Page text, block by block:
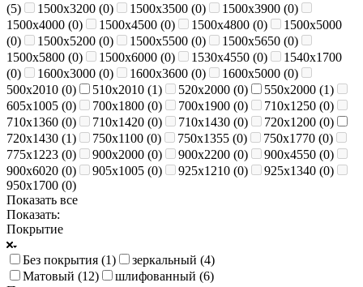
(5) 1500х3200 (0) 1500х3500 (0) 1500х3900 (0)
1500х4000 (0) 1500х4500 (0) 1500х4800 (0)
1500х5000
(0) 1500х5200 (0) 1500х5500 (0) 1500х5650 (0)
1500х5800 (0) 1500х6000 (0) 1530х4550 (0)
1540х1700
(0) 1600х3000 (0) 1600х3600 (0) 1600х5000 (0)
500х2010 (0) 510х2010 (1) 520х2000 (0) 550х2000 (1)
605х1005 (0) 700х1800 (0) 700х1900 (0) 710х1250 (0)
710х1360 (0) 710х1420 (0) 710х1430 (0) 720х1200 (0)
720х1430 (1) 750х1100 (0) 750х1355 (0) 750х1770 (0)
775х1223 (0) 900х2000 (0) 900х2200 (0) 900х4550 (0)
900х6020 (0) 905х1005 (0) 925х1210 (0) 925х1340 (0)
950х1700 (0)
Показать все
Показать:
Покрытие
Без покрытия (1) зеркальный (4)
Матовый (12) шлифованный (6)